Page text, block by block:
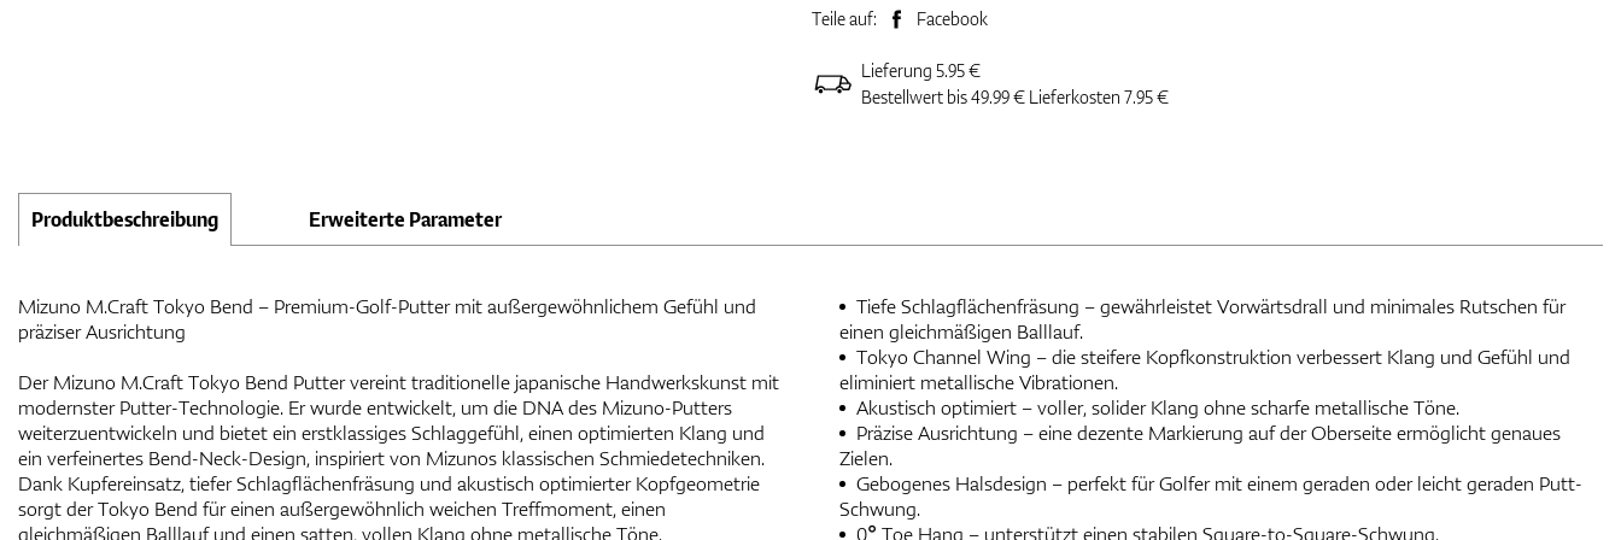
Teile auf: Facebook
Lieferung 5.95 €
Bestellwert bis 49.99 € Lieferkosten 7.95 €
Produktbeschreibung Erweiterte Parameter
Mizuno M.Craft Tokyo Bend – Premium-Golf-Putter mit außergewöhnlichem Gefühl und
präziser Ausrichtung
Der Mizuno M.Craft Tokyo Bend Putter vereint traditionelle japanische Handwerkskunst mit
modernster Putter-Technologie. Er wurde entwickelt, um die DNA des Mizuno-Putters
weiterzuentwickeln und bietet ein erstklassiges Schlaggefühl, einen optimierten Klang und
ein verfeinertes Bend-Neck-Design, inspiriert von Mizunos klassischen Schmiedetechniken.
Dank Kupfereinsatz, tiefer Schlagflächenfräsung und akustisch optimierter Kopfgeometrie
sorgt der Tokyo Bend für einen außergewöhnlich weichen Treffmoment, einen
gleichmäßigen Balllauf und einen satten, vollen Klang ohne metallische Töne.
Tiefe Schlagflächenfräsung – gewährleistet Vorwärtsdrall und minimales Rutschen für
einen gleichmäßigen Balllauf.
Tokyo Channel Wing – die steifere Kopfkonstruktion verbessert Klang und Gefühl und
eliminiert metallische Vibrationen.
Akustisch optimiert – voller, solider Klang ohne scharfe metallische Töne.
Präzise Ausrichtung – eine dezente Markierung auf der Oberseite ermöglicht genaues
Zielen.
Gebogenes Halsdesign – perfekt für Golfer mit einem geraden oder leicht geraden Putt-
Schwung.
0° Toe Hang – unterstützt einen stabilen Square-to-Square-Schwung.